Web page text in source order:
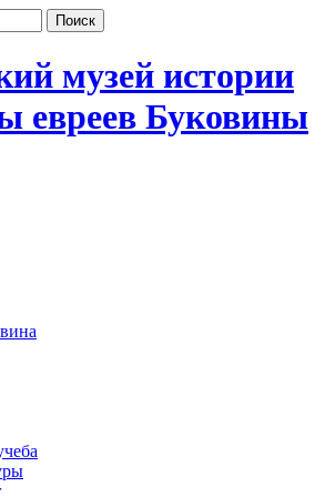
музей истории
евреев Буковины